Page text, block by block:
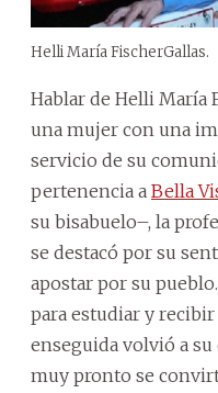
Helli María FischerGallas.
Hablar de Helli María
una mujer con una
servicio de su
pertenencia a Bella
su bisabuelo–, la
se destacó por su
apostar por su
para estudiar y
enseguida volvió a
muy pronto se